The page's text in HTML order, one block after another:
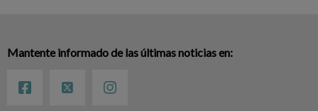
Mantente informado de las últimas noticias en: